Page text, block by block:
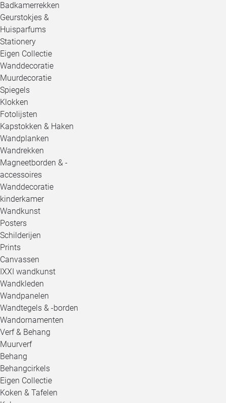
Badkamerrekken
Geurstokjes &
Huisparfums
Stationery
Eigen Collectie
Wanddecoratie
Muurdecoratie
Spiegels
Klokken
Fotolijsten
Kapstokken & Haken
Wandplanken
Wandrekken
Magneetborden & -
accessoires
Wanddecoratie
kinderkamer
Wandkunst
Posters
Schilderijen
Prints
Canvassen
IXXI wandkunst
Wandkleden
Wandpanelen
Wandtegels & -borden
Wandornamenten
Verf & Behang
Muurverf
Behang
Behangcirkels
Eigen Collectie
Koken & Tafelen